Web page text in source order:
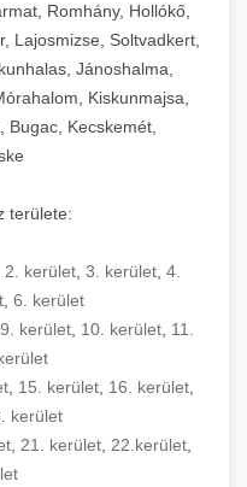
Romhány, Hollókő,
Lajosmizse, Soltvadkert,
Jánoshalma,
Kiskunmajsa,
Bugac, Kecskemét,
területe:
2. kerület 3. kerület 4.
, 6. kerület
9. kerület, 10. kerület, 11.
15. kerület 16. kerület
kerület
21. kerület 22.kerület